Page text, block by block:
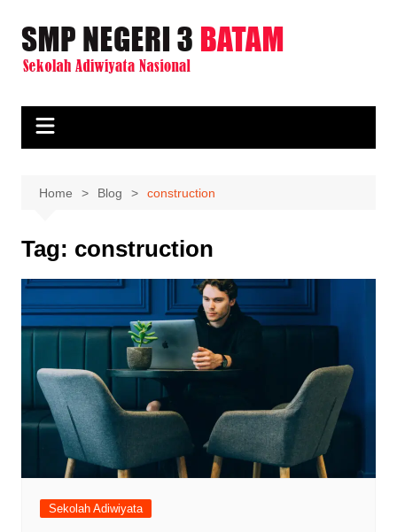
content
Home Blog construction
Tag: construction
Sekolah Adiwiyata